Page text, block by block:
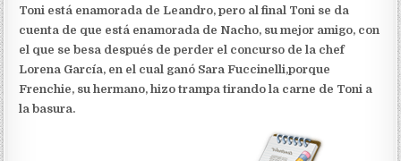
Toni está enamorada de Leandro, pero al final Toni se da
cuenta de que está enamorada de Nacho, su mejor amigo, con
el que se besa después de perder el concurso de la chef
Lorena García, en el cual ganó Sara Fuccinelli,porque
Frenchie, su hermano, hizo trampa tirando la carne de Toni a
la basura.